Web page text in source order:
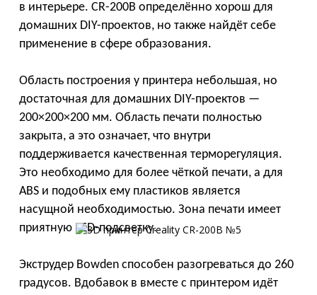
в интерьере. CR-200B определённо хорош для
домашних DIY-проектов, но также найдёт себе
применение в сфере образования.
Область построения у принтера небольшая, но
достаточная для домашних DIY-проектов —
200×200×200 мм. Область печати полностью
закрыта, а это означает, что внутри
поддерживается качественная терморегуляция.
Это необходимо для более чёткой печати, а для
ABS и подобных ему пластиков является
насущной необходимостью. Зона печати имеет
приятную LED-подсветку.
Экструдер Bowden способен разогреваться до 260
градусов. Вдобавок в вместе с принтером идёт